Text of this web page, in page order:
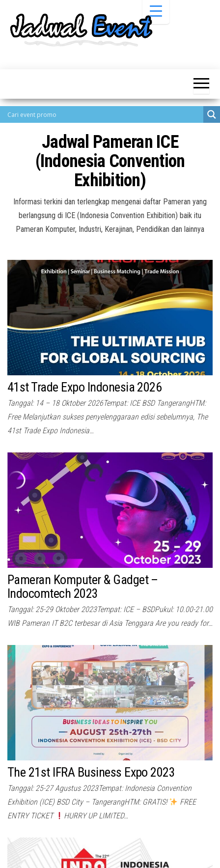
Pameran,
Promo
Terbaru
Pameran,
Seminar,
Bazaar,
Workshop,
Job Fair,
Lomba dll.
Jadwal Pameran ICE
(Indonesia Convention
Exhibition)
Informasi terkini dan terlengkap mengenai daftar Pameran yang
berlangsung di ICE (Indonesia Convention Exhibition) baik itu
Pameran Komputer, Industri, Kerajinan, Pendidikan dan lainnya
41st Trade Expo Indonesia 2026
Tanggal: 14 – 18 Oktober 2026Tempat: ICE BSD TangerangHTM:
Free Melanjutkan sukses penyelenggaraan edisi sebelumnya, The
41st Trade Expo Indonesia…
Pameran Komputer & Gadget –
Indocomtech 2023
Tanggal: 25-29 Oktober 2023Tempat: ICE – BSDPukul: 10.00-21.00
WIB Pameran IT B2C terbesar di Asia Tenggara Are you ready for…
The 21st IFRA Business Expo 2023
Tanggal: 25-27 Agustus 2023Tempat: Indonesia Convention
Exhibition (ICE) BSD City – TangerangHTM: GRATIS!
FREE
ENTRY TICKET
HURRY UP LIMITED…